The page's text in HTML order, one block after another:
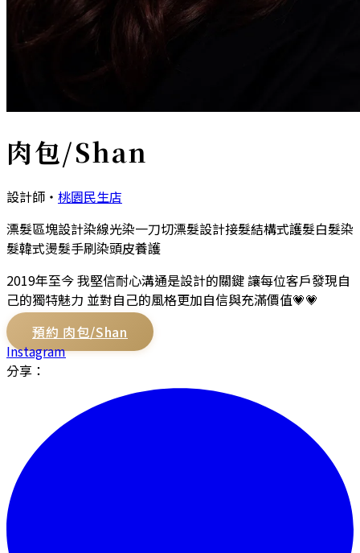
肉包/Shan
設計師 ・ 桃園民生店
漂髮區塊設計染線光染一刀切漂髮設計接髮結構式護髮白髮染
髮韓式燙髮手刷染頭皮養護
2019年至今 我堅信耐心溝通是設計的關鍵 讓每位客戶發現自
己的獨特魅力 並對自己的風格更加自信與充滿價值💗💗
預約 肉包/Shan
Instagram
分享：